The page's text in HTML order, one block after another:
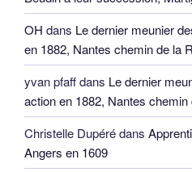
OH dans Le dernier meunier
en 1882, Nantes chemin de la
yvan pfaffdans Le dernier
action en 1882, Nantes
Christelle Dupérédans
Angers en 1609